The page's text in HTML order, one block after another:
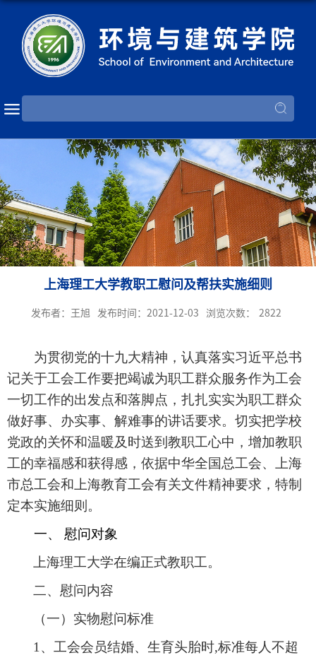
上海理工大学教职工慰问及帮扶实施细则
发布者：王旭 发布时间：2021-12-03 浏览次数： 2822
为贯彻党的十九大精神，认真落实习近平总书
记关于工会工作要把竭诚为职工群众服务作为工会
一切工作的出发点和落脚点，扎扎实实为职工群众
做好事、办实事、解难事的讲话要求。 切实把学校
党政的关怀和温暖及时送到 教职工心中 ，增加教职
工的幸福感和获得感，依据中华全国总工会、 上海
市总工会和上海教育工会有关文件精神要求 ，特制
定本实施细 则 。
一、 慰问对象
上海理工大学在编正式教职工。
二、慰问内容
（一）实物慰问标准
1、 工会会员结婚、生育头胎时,标准每人不超